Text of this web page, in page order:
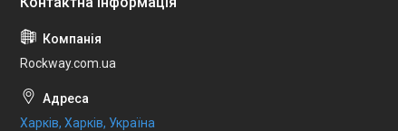
Rockway.com.ua
Харків, Харків, Україна